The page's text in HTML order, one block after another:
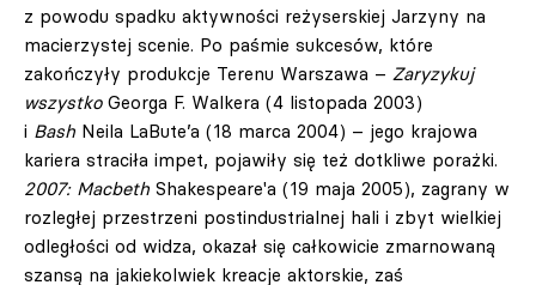
z powodu spadku aktywności reżyserskiej Jarzyny na
macierzystej scenie. Po paśmie sukcesów, które
zakończyły produkcje Terenu Warszawa – Zaryzykuj
wszystkoGeorga F. Walkera (4 listopada 2003)
i Bash Neila LaBute’a (18 marca 2004) – jego krajowa
kariera straciła impet, pojawiły się też dotkliwe porażki.
2007: Macbeth Shakespeare'a (19 maja 2005), zagrany w
rozległej przestrzeni postindustrialnej hali i zbyt wielkiej
odległości od widza, okazał się całkowicie zmarnowaną
szansą na jakiekolwiek kreacje aktorskie, zaś